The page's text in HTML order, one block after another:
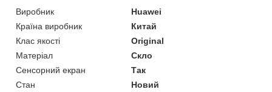
Виробник
Huawei
Країна виробник
Китай
Клас якості
Original
Матеріал
Скло
Сенсорний екран
Так
Стан
Новий